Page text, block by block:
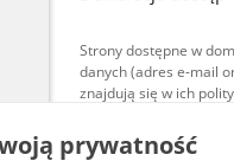
Strony dostępne w
danych (adres e-mail
znajdują się w ich
Treści
prywatność